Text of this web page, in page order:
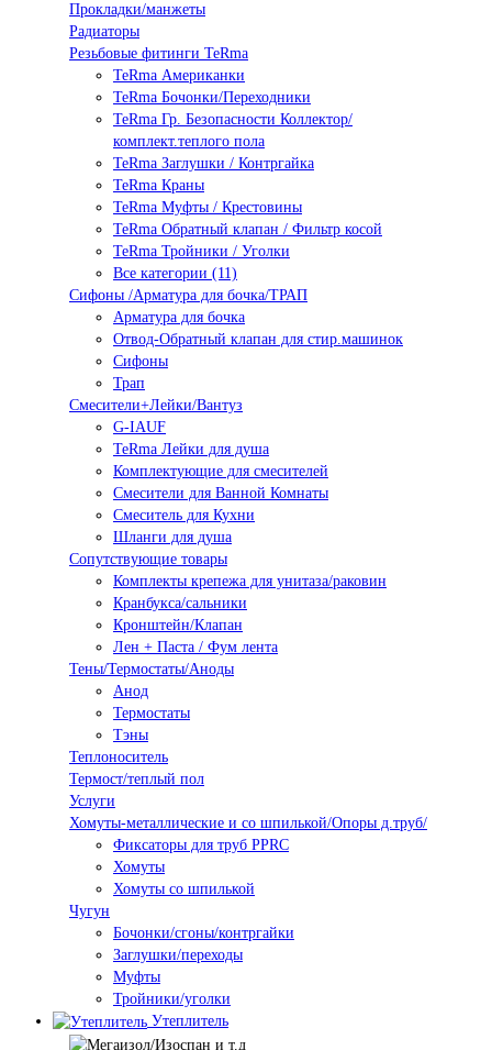
Прокладки/манжеты
Радиаторы
Резьбовые фитинги TeRma
TeRma Американки
TeRma Бочонки/Переходники
TeRma Гр. Безопасности Коллектор/
комплект.теплого пола
TeRma Заглушки / Контргайка
TeRma Краны
TeRma Муфты / Крестовины
TeRma Обратный клапан / Фильтр косой
TeRma Тройники / Уголки
Все категории (11)
Сифоны /Арматура для бочка/ТРАП
Арматура для бочка
Отвод-Обратный клапан для стир.машинок
Сифоны
Трап
Смесители+Лейки/Вантуз
G-IAUF
TeRma Лейки для душа
Комплектующие для смесителей
Смесители для Ванной Комнаты
Смеситель для Кухни
Шланги для душа
Сопутствующие товары
Комплекты крепежа для унитаза/раковин
Кранбукса/сальники
Кронштейн/Клапан
Лен + Паста / Фум лента
Тены/Термостаты/Аноды
Анод
Термостаты
Тэны
Теплоноситель
Термост/теплый пол
Услуги
Хомуты-металлические и со шпилькой/Опоры д.труб/
Фиксаторы для труб PPRC
Хомуты
Хомуты со шпилькой
Чугун
Бочонки/сгоны/контргайки
Заглушки/переходы
Муфты
Тройники/уголки
Утеплитель